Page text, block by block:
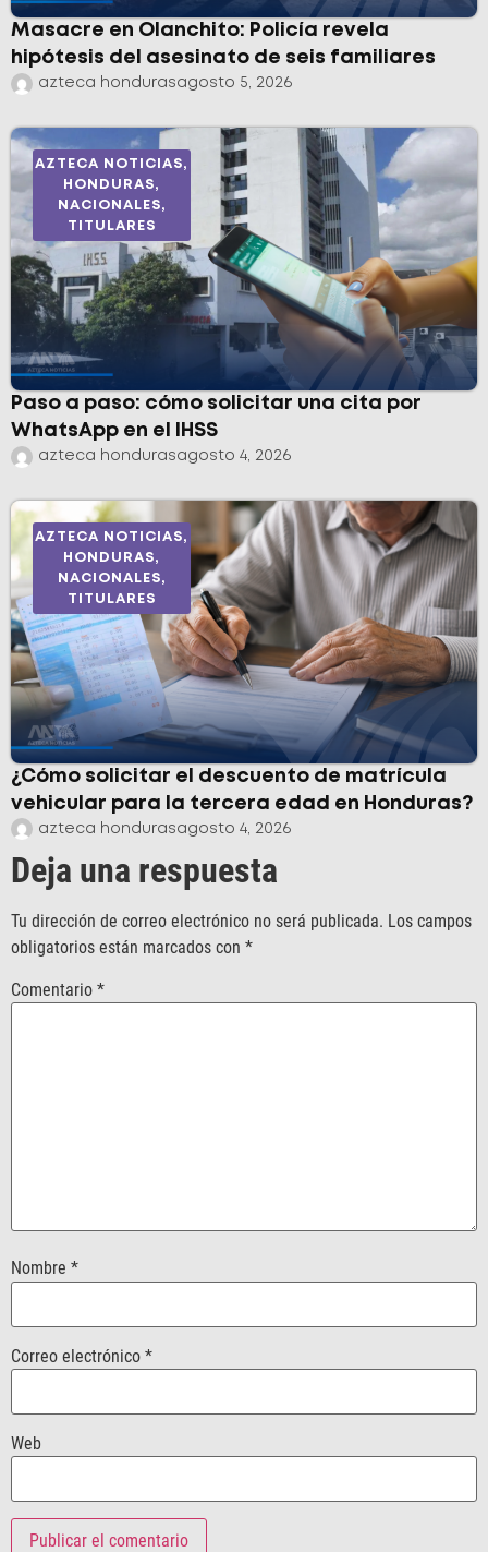
Masacre en Olanchito: Policía revela
hipótesis del asesinato de seis familiares
azteca hondurasagosto 5, 2026
AZTECA NOTICIAS,
HONDURAS,
NACIONALES,
TITULARES
Paso a paso: cómo solicitar una cita por
WhatsApp en el IHSS
azteca hondurasagosto 4, 2026
AZTECA NOTICIAS,
HONDURAS,
NACIONALES,
TITULARES
¿Cómo solicitar el descuento de matrícula
vehicular para la tercera edad en Honduras?
azteca hondurasagosto 4, 2026
Deja una respuesta
Tu dirección de correo electrónico no será publicada. Los campos
obligatorios están marcados con *
Comentario *
Nombre *
Correo electrónico *
Web